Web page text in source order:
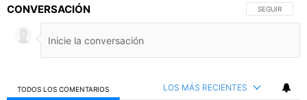
CONVERSACIÓN SIGA ESTA
SEGUIR
TODOS LOS COMENTARIOS LOS MÁS RECIENTES